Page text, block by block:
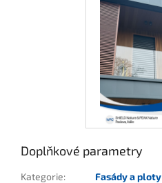
Doplňkové parametry
Kategorie:
Fasády a ploty